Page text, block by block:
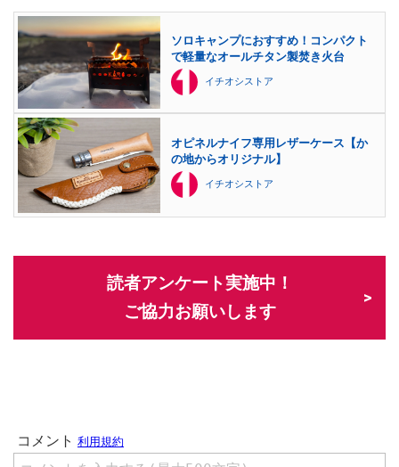
ソロキャンプにおすすめ！コンパクト
で軽量なオールチタン製焚き火台
イチオシストア
オピネルナイフ専用レザーケース【か
の地からオリジナル】
イチオシストア
読者アンケート実施中！
ご協力お願いします